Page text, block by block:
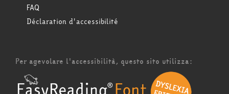
FAQ
Déclaration d'accessibilité
Per agevolare l'accessibilità, questo sito utilizza: